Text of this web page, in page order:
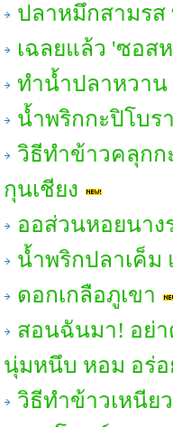
ปลาหมึกสามรส
เฉลยแล้ว 'ซอส
ทำน้ำปลาหวาน
น้ำพริกกะปิโบร
วิธีทำข้าวคลุก
กุนเชียง
ออส่วนหอยนาง
น้ำพริกปลาเค็ม
ดอกเกลือภูเขา
สอนฉันมา! อย่า
นุ่มหนึบ หอม อร่อ
วิธีทำข้าวเหนีย